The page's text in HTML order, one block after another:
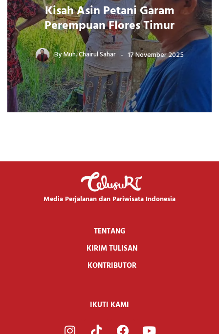
Kisah Asin Petani Garam
Perempuan Flores Timur
ByMuh. Chairul Sahar 17 November 2025
Media Perjalanan dan Pariwisata Indonesia
TENTANG
KIRIM TULISAN
KONTRIBUTOR
IKUTI KAMI